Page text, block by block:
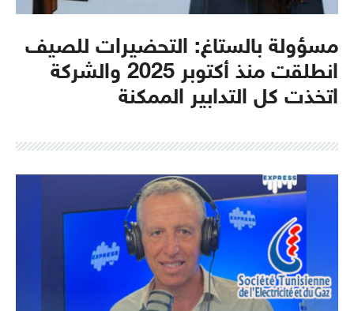
مسؤولة بالستاغ: التحضيرات للصيف
انطلقت منذ أكتوبر 2025 والشركة
اتخذت كل التدابير الممكنة